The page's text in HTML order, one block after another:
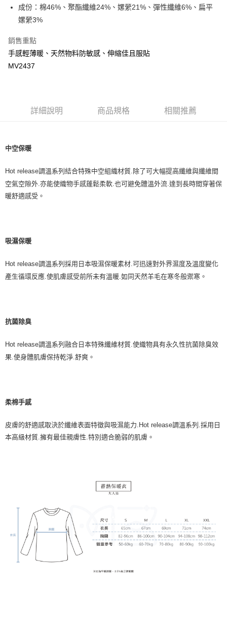
街口支付
悠遊付
ATM付款
運送方式
臺灣離島-金、馬、澎
成份：棉46%、聚酯纖維24%、嫘縈21%、彈性纖維6%、扁平
嫘縈3%
銷售重點
手感輕薄暖、天然物料防敏感、伸縮佳且服貼
MV2437
詳細說明 商品規格 相關推薦
中空保暖
Hot release調溫系列結合特殊中空組織材質 除了可大幅提高纖維與纖維間
空氣空隙外 亦能使織物手感蓬鬆柔軟 也可避免體溫外流 達到長時間穿著保
暖舒適感受。
吸濕保暖
Hot release調溫系列採用日本吸濕保暖素材 可迅速對外界濕度及溫度變化
產生循環反應 使肌膚感受前所未有溫暖 如同天然羊毛在寒冬般禦寒。
抗菌除臭
Hot release調溫系列融合日本特殊纖維材質 使織物具有永久性抗菌除臭效
果 使身體肌膚保持乾淨 舒爽。
柔棉手感
皮膚的舒適感取決於纖維表面特徵與吸濕能力 .Hot release調溫系列 採用日
本高級材質.擁有最佳親膚性.特別適合脆弱的肌膚。